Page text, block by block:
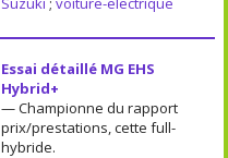
Essai détaillé MG EHS
Hybrid+
— Championne du rapport
prix/prestations, cette full-
hybride.